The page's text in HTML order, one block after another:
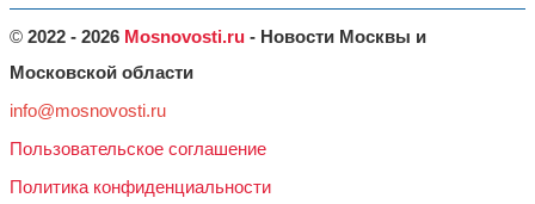
© 2022 - 2026 Mosnovosti.ru - Новости Москвы и
Московской области
info@mosnovosti.ru
Пользовательское соглашение
Политика конфиденциальности